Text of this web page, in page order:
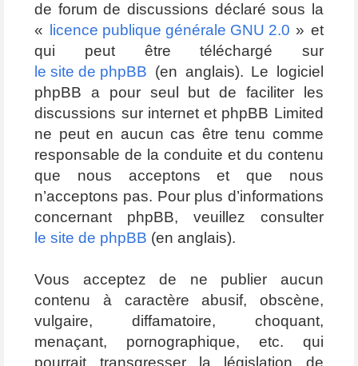
de forum de discussions déclaré sous la
«
licence publique générale GNU 2.0 » et
qui peut être téléchargé sur
le site de phpBB (en anglais). Le logiciel
phpBB a pour seul but de faciliter les
discussions sur internet et phpBB Limited
ne peut en aucun cas être tenu comme
responsable de la conduite et du contenu
que nous acceptons et que nous
n’acceptons pas. Pour plus d’informations
concernant phpBB, veuillez consulter
le site de phpBB (en anglais).
Vous acceptez de ne publier aucun
contenu à caractère abusif, obscène,
vulgaire, diffamatoire, choquant,
menaçant, pornographique, etc. qui
pourrait transgresser la législation de